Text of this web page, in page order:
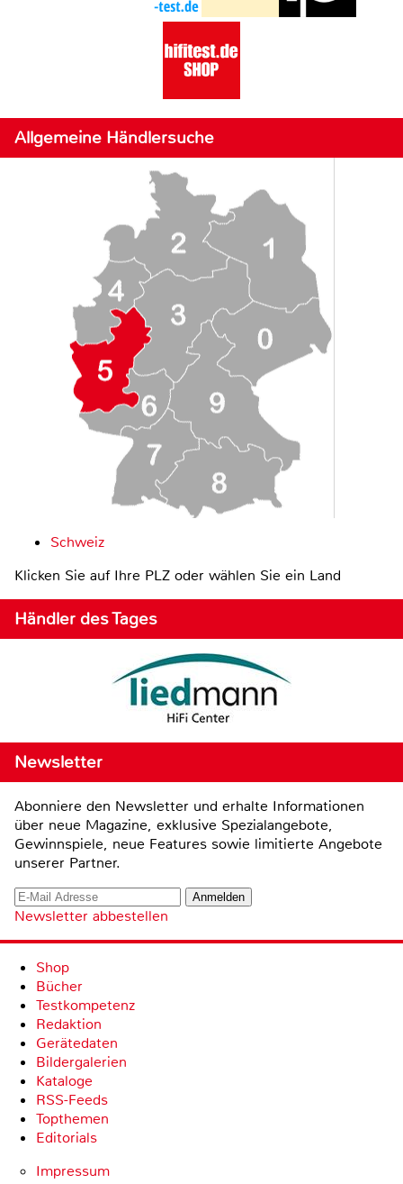
Allgemeine Händlersuche
Schweiz
Klicken Sie auf Ihre PLZ oder wählen Sie ein Land
Händler des Tages
Newsletter
Abonniere den Newsletter und erhalte Informationen
über neue Magazine, exklusive Spezialangebote,
Gewinnspiele, neue Features sowie limitierte Angebote
unserer Partner.
Newsletter abbestellen
Shop
Bücher
Testkompetenz
Redaktion
Gerätedaten
Bildergalerien
Kataloge
RSS-Feeds
Topthemen
Editorials
Impressum